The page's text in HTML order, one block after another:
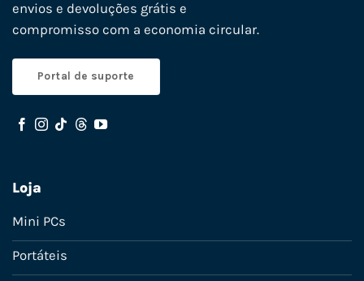
envios e devoluções grátis e
compromisso com a economia circular.
Portal de suporte
Loja
Mini PCs
Portáteis